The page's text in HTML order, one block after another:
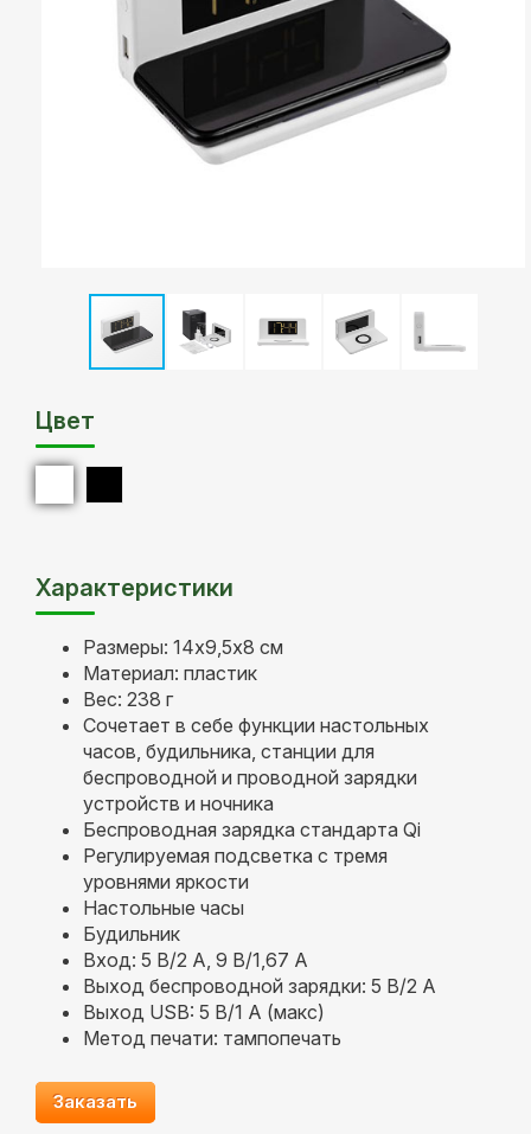
Цвет
Характеристики
Размеры: 14x9,5x8 см
Материал: пластик
Вес: 238 г
Сочетает в себе функции настольных
часов, будильника, станции для
беспроводной и проводной зарядки
устройств и ночника
Беспроводная зарядка стандарта Qi
Регулируемая подсветка с тремя
уровнями яркости
Настольные часы
Будильник
Вход: 5 В/2 A, 9 В/1,67 A
Выход беспроводной зарядки: 5 В/2 A
Выход USB: 5 В/1 А (макс)
Метод печати: тампопечать
Заказать